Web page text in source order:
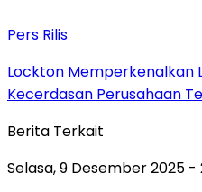
Pers Rilis
Lockton Memperkenalkan
Kecerdasan Perusahaan
Berita Terkait
Selasa, 9 Desember 2025 -